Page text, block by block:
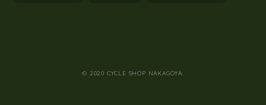
© 2020 CYCLE SHOP NAKAGOYA.